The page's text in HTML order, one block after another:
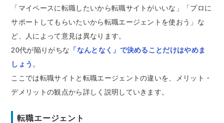
「マイペースに転職したいから転職サイトがいいな」「プロに
サポートしてもらいたいから転職エージェントを使おう」な
ど、人によって意見は異なります。
20代が陥りがちな 「なんとなく」で決めることだけはやめま
しょう 。
ここでは転職サイトと転職エージェントの違いを、メリット・
デメリットの観点から詳しく説明していきます。
転職エージェント